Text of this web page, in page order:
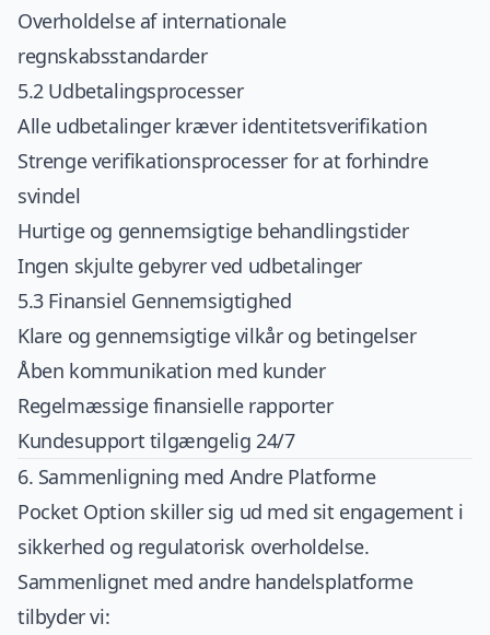
Overholdelse af internationale
regnskabsstandarder
5.2 Udbetalingsprocesser
Alle udbetalinger kræver identitetsverifikation
Strenge verifikationsprocesser for at forhindre
svindel
Hurtige og gennemsigtige behandlingstider
Ingen skjulte gebyrer ved udbetalinger
5.3 Finansiel Gennemsigtighed
Klare og gennemsigtige vilkår og betingelser
Åben kommunikation med kunder
Regelmæssige finansielle rapporter
Kundesupport tilgængelig 24/7
6. Sammenligning med Andre Platforme
Pocket Option skiller sig ud med sit engagement i
sikkerhed og regulatorisk overholdelse.
Sammenlignet med andre handelsplatforme
tilbyder vi: